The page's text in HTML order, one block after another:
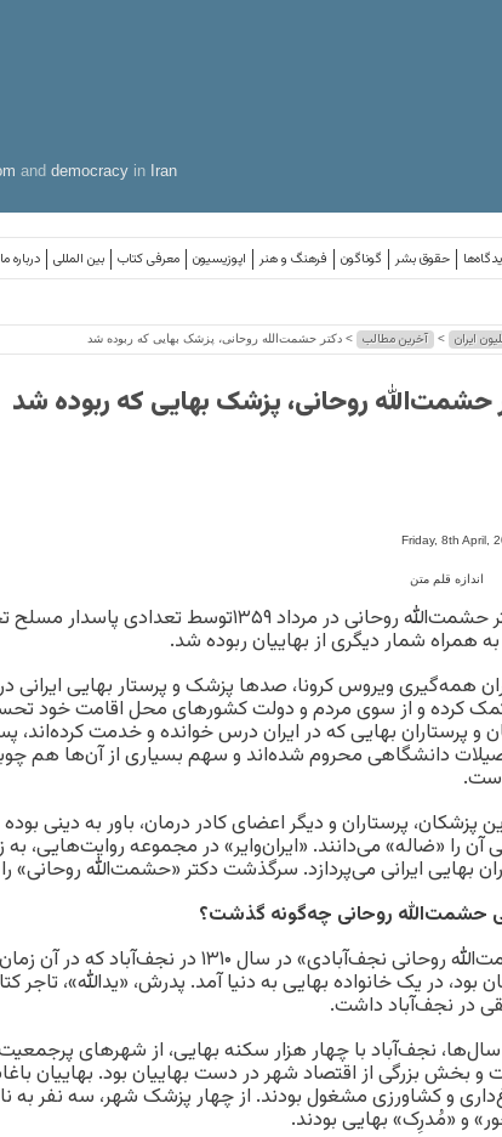
and democracy in Iran
درباره ما بین المللی معرفی کتاب اپوزیسیون فرهنگ و هنر گوناگون حقوق بشر
ایران > آخرین مطالب > دکتر حشمت‌الله روحانی، پزشک بهایی که ربوده شد
حشمت‌الله روحانی، پزشک بهایی که ربوده شد
Friday, 8th April,
اندازه قلم متن
همه‌گیری ویروس کرونا، صدها پزشک و پرستار بهایی ایرانی
کرده و از سوی مردم و دولت‌ کشورهای محل اقامت خود
و پرستاران بهایی که در ایران درس خوانده و خدمت کرده‌اند،
دانشگاهی محروم شده‌اند و سهم بسیاری از آن‌ها هم
پزشکان، پرستاران و دیگر اعضای کادر درمان، باور به دینی
آن را «ضاله» می‌دانند. «ایران‌وایر» در مجموعه روایت‌هایی،
بهایی ایرانی می‌پردازد. سرگذشت دکتر «حشمت‌الله روحانی»
حشمت‌الله روحانی چه‌گونه گذشت؟
«حشمت‌الله روحانی نجف‌آبادی» در سال ۱۳۱۰
بود، در یک خانواده بهایی به‌ دنیا آمد. پدرش، «یدالله»، تاجر
در نجف‌آباد داشت.
نجف‌آباد با چهار هزار سکنه بهایی، از شهرهای
و بخش بزرگی از اقتصاد شهر در دست بهاییان بود. بهاییان
و کشاورزی مشغول بودند. از چهار پزشک شهر، سه نفر به
و «مُدرِک» بهایی بودند.